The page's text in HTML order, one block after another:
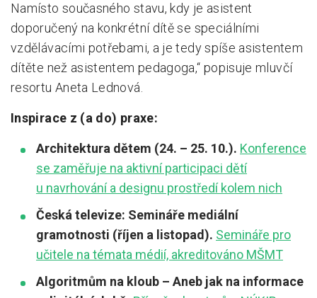
Namísto současného stavu, kdy je asistent
doporučený na konkrétní dítě se speciálními
vzdělávacími potřebami, a je tedy spíše asistentem
dítěte než asistentem pedagoga,“ popisuje mluvčí
resortu Aneta Lednová.
Inspirace z (a do) praxe:
Architektura dětem (24. – 25. 10.). Konference
se zaměřuje na aktivní participaci dětí
u navrhování a designu prostředí kolem nich
Česká televize: Semináře mediální
gramotnosti (říjen a listopad). Semináře pro
učitele na témata médií, akreditováno MŠMT
Algoritmům na kloub – Aneb jak na informace